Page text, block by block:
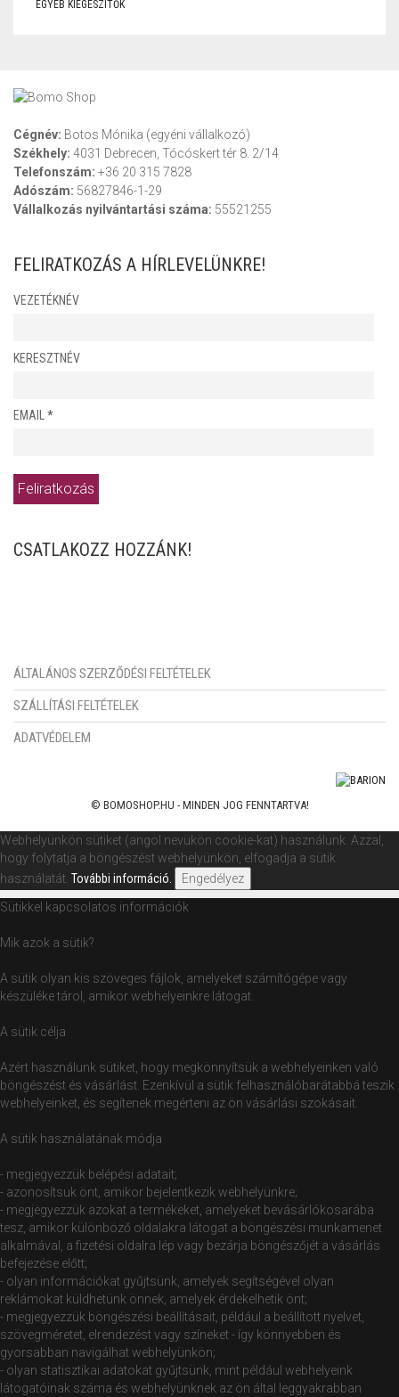
EGYÉB KIEGÉSZÍTŐK
Cégnév: Botos Mónika (egyéni vállalkozó)
Székhely: 4031 Debrecen, Tócóskert tér 8. 2/14
Telefonszám: +36 20 315 7828
Adószám: 56827846-1-29
Vállalkozás nyilvántartási száma: 55521255
FELIRATKOZÁS A HÍRLEVELÜNKRE!
VEZETÉKNÉV
KERESZTNÉV
EMAIL *
CSATLAKOZZ HOZZÁNK!
ÁLTALÁNOS SZERZŐDÉSI FELTÉTELEK
SZÁLLÍTÁSI FELTÉTELEK
ADATVÉDELEM
© BOMOSHOP.HU - MINDEN JOG FENNTARTVA!
Webhelyünkön sütiket (angol nevükön cookie-kat) használunk. Azzal,
hogy folytatja a böngészést webhelyünkön, elfogadja a sütik
használatát. További információ. Engedélyez
Sütikkel kapcsolatos információk
Mik azok a sütik?
A sütik olyan kis szöveges fájlok, amelyeket számítógépe vagy
készüléke tárol, amikor webhelyeinkre látogat.
A sütik célja
Azért használunk sütiket, hogy megkönnyítsük a webhelyeinken való
böngészést és vásárlást. Ezenkívül a sütik felhasználóbarátabbá teszik
webhelyeinket, és segítenek megérteni az ön vásárlási szokásait.
A sütik használatának módja
- megjegyezzük belépési adatait;
- azonosítsuk önt, amikor bejelentkezik webhelyünkre;
- megjegyezzük azokat a termékeket, amelyeket bevásárlókosarába
tesz, amikor különböző oldalakra látogat a böngészési munkamenet
alkalmával, a fizetési oldalra lép vagy bezárja böngészőjét a vásárlás
befejezése előtt;
- olyan információkat gyűjtsünk, amelyek segítségével olyan
reklámokat küldhetünk önnek, amelyek érdekelhetik önt;
- megjegyezzük böngészési beállításait, például a beállított nyelvet,
szövegméretet, elrendezést vagy színeket - így könnyebben és
gyorsabban navigálhat webhelyünkön;
- olyan statisztikai adatokat gyűjtsünk, mint például webhelyeink
látogatóinak száma és webhelyünknek az ön által leggyakrabban